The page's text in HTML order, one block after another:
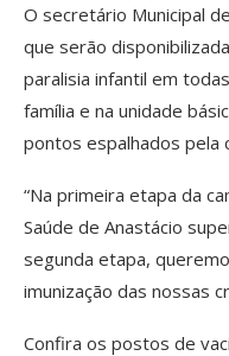
O secretário Municipal
que serão
paralisia infantil em
família e na unidade
pontos espalhados pela
“Na primeira etapa da
Saúde de Anastácio
segunda etapa,
imunização das nossas
Confira os postos de